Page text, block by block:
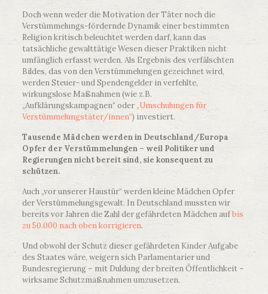
Doch wenn weder die Motivation der Täter noch die
Verstümmelungs-fördernde Dynamik einer bestimmten
Religion kritisch beleuchtet werden darf, kann das
tatsächliche gewalttätige Wesen dieser Praktiken nicht
umfänglich erfasst werden. Als Ergebnis des verfälschten
Bildes, das von den Verstümmelungen gezeichnet wird,
werden Steuer- und Spendengelder in verfehlte,
wirkungslose Maßnahmen (wie z.B.
„Aufklärungskampagnen“ oder„Umschulungen für
Verstümmelungstäter/innen“) investiert.
Tausende Mädchen werden in Deutschland/Europa
Opfer der Verstümmelungen – weil Politiker und
Regierungen nicht bereit sind, sie konsequent zu
schützen.
Auch „vor unserer Haustür“ werden kleine Mädchen Opfer
der Verstümmelungsgewalt. In Deutschland mussten wir
bereits vor Jahren die Zahl der gefährdeten Mädchen aufbis
zu 50.000 nach oben korrigieren.
Und obwohl der Schutz dieser gefährdeten Kinder Aufgabe
des Staates wäre, weigern sich Parlamentarier und
Bundesregierung – mit Duldung der breiten Öffentlichkeit –
wirksame Schutzmaßnahmen umzusetzen.